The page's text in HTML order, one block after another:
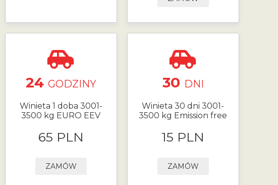
24 GODZINY
Winieta 1 doba 3001-
3500 kg EURO EEV
65 PLN
ZAMÓW
30 DNI
Winieta 30 dni 3001-
3500 kg Emission free
15 PLN
ZAMÓW